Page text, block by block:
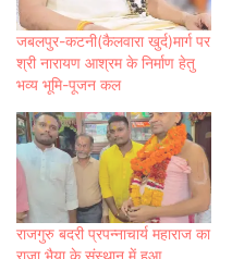
जबलपुर-कटनी(कैलवारा खुर्द)मार्ग पर
श्री नारायण आश्रम के निर्माण हेतु
भव्य भूमि-पूजन कल
राजगुरु बदरी प्रपन्नाचार्य महाराज का